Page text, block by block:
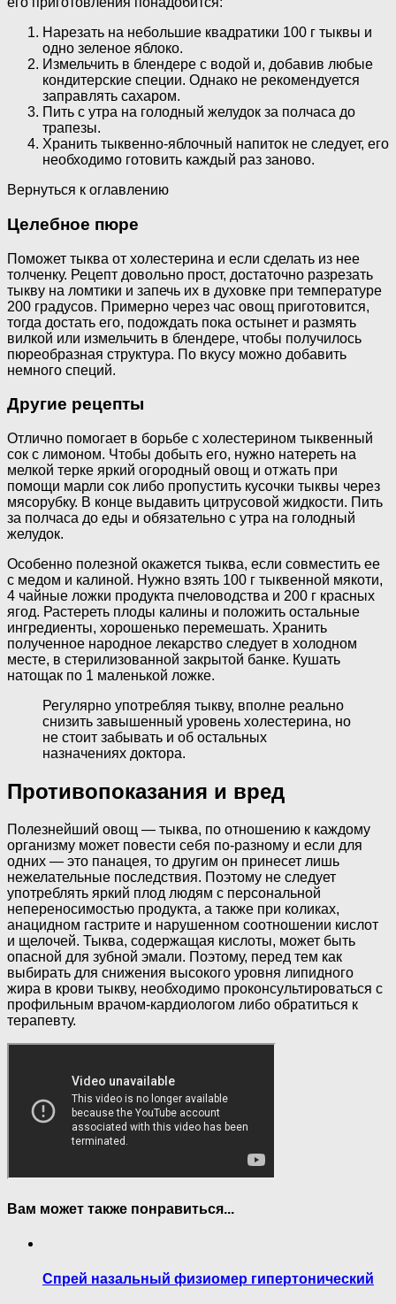
Нарезать на небольшие квадратики 100 г тыквы и
одно зеленое яблоко.
Измельчить в блендере с водой и, добавив любые
кондитерские специи. Однако не рекомендуется
заправлять сахаром.
Пить с утра на голодный желудок за полчаса до
трапезы.
Хранить тыквенно-яблочный напиток не следует, его
необходимо готовить каждый раз заново.
Вернуться к оглавлению
Целебное пюре
Поможет тыква от холестерина и если сделать из нее
толченку. Рецепт довольно прост, достаточно разрезать
тыкву на ломтики и запечь их в духовке при температуре
200 градусов. Примерно через час овощ приготовится,
тогда достать его, подождать пока остынет и размять
вилкой или измельчить в блендере, чтобы получилось
пюреобразная структура. По вкусу можно добавить
немного специй.
Другие рецепты
Отлично помогает в борьбе с холестерином тыквенный
сок с лимоном. Чтобы добыть его, нужно натереть на
мелкой терке яркий огородный овощ и отжать при
помощи марли сок либо пропустить кусочки тыквы через
мясорубку. В конце выдавить цитрусовой жидкости. Пить
за полчаса до еды и обязательно с утра на голодный
желудок.
Особенно полезной окажется тыква, если совместить ее
с медом и калиной. Нужно взять 100 г тыквенной мякоти,
4 чайные ложки продукта пчеловодства и 200 г красных
ягод. Растереть плоды калины и положить остальные
ингредиенты, хорошенько перемешать. Хранить
полученное народное лекарство следует в холодном
месте, в стерилизованной закрытой банке. Кушать
натощак по 1 маленькой ложке.
Регулярно употребляя тыкву, вполне реально
снизить завышенный уровень холестерина, но
не стоит забывать и об остальных
назначениях доктора.
Противопоказания и вред
Полезнейший овощ — тыква, по отношению к каждому
организму может повести себя по-разному и если для
одних — это панацея, то другим он принесет лишь
нежелательные последствия. Поэтому не следует
употреблять яркий плод людям с персональной
непереносимостью продукта, а также при коликах,
анацидном гастрите и нарушенном соотношении кислот
и щелочей. Тыква, содержащая кислоты, может быть
опасной для зубной эмали. Поэтому, перед тем как
выбирать для снижения высокого уровня липидного
жира в крови тыкву, необходимо проконсультироваться с
профильным врачом-кардиологом либо обратиться к
терапевту.
Вам может также понравиться...
Спрей назальный физиомер гипертонический